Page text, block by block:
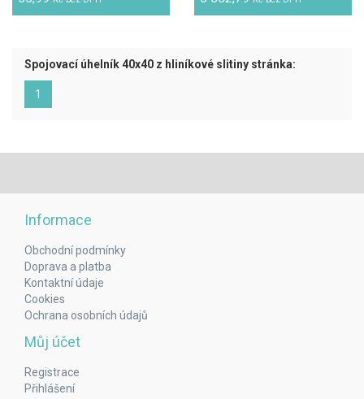
Spojovací úhelník 40x40 z hliníkové slitiny stránka:
1
Informace
Obchodní podmínky
Doprava a platba
Kontaktní údaje
Cookies
Ochrana osobních údajů
Můj účet
Registrace
Přihlášení